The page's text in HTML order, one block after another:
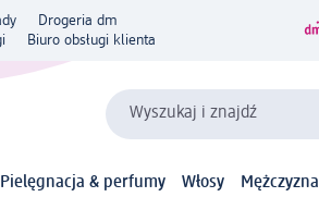
Drogeria dm
Biuro obsługi klienta
Wyszukaj i znajdź
Pielęgnacja & perfumy Włosy Mężczyzna